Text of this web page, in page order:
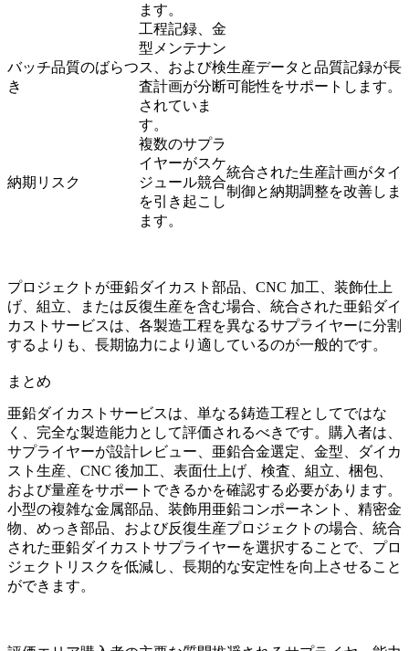
ます。
バッチ品質のばらつ
き
工程記録、金
型メンテナン
ス、および検
査計画が分断
されていま
す。
生産データと品質記録が長
可能性をサポートします。
納期リスク
複数のサプラ
イヤーがスケ
ジュール競合
を引き起こし
ます。
統合された生産計画がタイ
制御と納期調整を改善しま
プロジェクトが亜鉛ダイカスト部品、CNC 加工、装飾仕上
げ、組立、または反復生産を含む場合、統合された亜鉛ダイ
カストサービスは、各製造工程を異なるサプライヤーに分割
するよりも、長期協力により適しているのが一般的です。
まとめ
亜鉛ダイカストサービスは、単なる鋳造工程としてではな
く、完全な製造能力として評価されるべきです。購入者は、
サプライヤーが設計レビュー、亜鉛合金選定、金型、ダイカ
スト生産、CNC 後加工、表面仕上げ、検査、組立、梱包、
および量産をサポートできるかを確認する必要があります。
小型の複雑な金属部品、装飾用亜鉛コンポーネント、精密金
物、めっき部品、および反復生産プロジェクトの場合、統合
された亜鉛ダイカストサプライヤーを選択することで、プロ
ジェクトリスクを低減し、長期的な安定性を向上させること
ができます。